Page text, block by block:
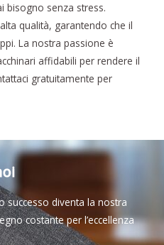
bisogno senza stress.
qualità, garantendo che il
La nostra passione è
affidabili per rendere il
gratuitamente per
successo diventa la nostra
costante per l’eccellenza